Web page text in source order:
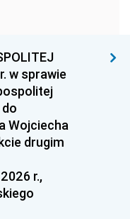
1952
1949
1937
w sprawie
Wojciecha
drugim
r.,